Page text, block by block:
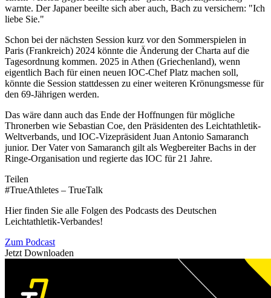
warnte. Der Japaner beeilte sich aber auch, Bach zu versichern: "Ich
liebe Sie."
Schon bei der nächsten Session kurz vor den Sommerspielen in
Paris (Frankreich) 2024 könnte die Änderung der Charta auf die
Tagesordnung kommen. 2025 in Athen (Griechenland), wenn
eigentlich Bach für einen neuen IOC-Chef Platz machen soll,
könnte die Session stattdessen zu einer weiteren Krönungsmesse für
den 69-Jährigen werden.
Das wäre dann auch das Ende der Hoffnungen für mögliche
Thronerben wie Sebastian Coe, den Präsidenten des Leichtathletik-
Weltverbands, und IOC-Vizepräsident Juan Antonio Samaranch
junior. Der Vater von Samaranch gilt als Wegbereiter Bachs in der
Ringe-Organisation und regierte das IOC für 21 Jahre.
Teilen
#TrueAthletes – TrueTalk
Hier finden Sie alle Folgen des Podcasts des Deutschen
Leichtathletik-Verbandes!
Zum Podcast
Jetzt Downloaden